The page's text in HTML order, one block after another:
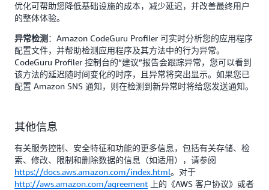
优化可帮助您降低基础设施的成本，减少延迟，并改善最终用户
的整体体验。
异常检测 ：Amazon CodeGuru Profiler 可实时分析您的应用程序
配置文件，并帮助检测应用程序及其方法中的行为异常。
CodeGuru Profiler 控制台的“建议”报告会跟踪异常，您可以看到
该方法的延迟随时间变化的时序，且异常将突出显示。如果您已
配置 Amazon SNS 通知，则在检测到新异常时将给您发送通知。
其他信息
有关服务控制、安全特征和功能的更多信息，包括有关存储、检
索、修改、限制和删除数据的信息（如适用），请参阅
https://docs.aws.amazon.com/index.html。对于
http://aws.amazon.com/agreement 上的《AWS 客户协议》或者